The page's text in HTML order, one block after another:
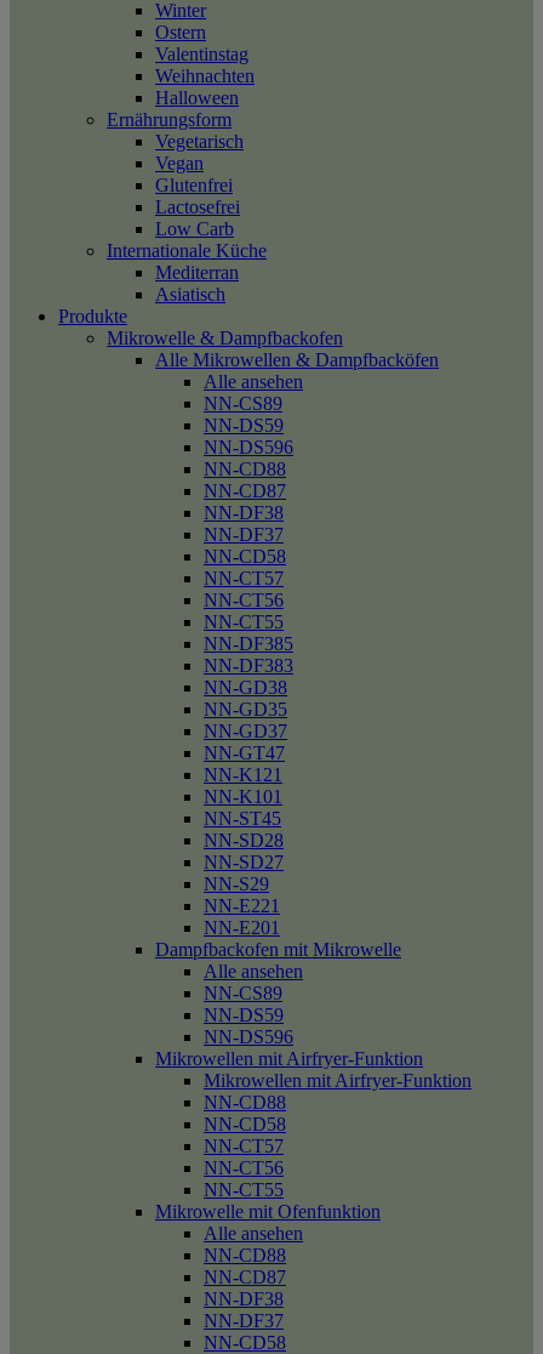
Winter
Ostern
Valentinstag
Weihnachten
Halloween
Ernährungsform
Vegetarisch
Vegan
Glutenfrei
Lactosefrei
Low Carb
Internationale Küche
Mediterran
Asiatisch
Produkte
Mikrowelle & Dampfbackofen
Alle Mikrowellen & Dampfbacköfen
Alle ansehen
NN-CS89
NN-DS59
NN-DS596
NN-CD88
NN-CD87
NN-DF38
NN-DF37
NN-CD58
NN-CT57
NN-CT56
NN-CT55
NN-DF385
NN-DF383
NN-GD38
NN-GD35
NN-GD37
NN-GT47
NN-K121
NN-K101
NN-ST45
NN-SD28
NN-SD27
NN-S29
NN-E221
NN-E201
Dampfbackofen mit Mikrowelle
Alle ansehen
NN-CS89
NN-DS59
NN-DS596
Mikrowellen mit Airfryer-Funktion
Mikrowellen mit Airfryer-Funktion
NN-CD88
NN-CD58
NN-CT57
NN-CT56
NN-CT55
Mikrowelle mit Ofenfunktion
Alle ansehen
NN-CD88
NN-CD87
NN-DF38
NN-DF37
NN-CD58